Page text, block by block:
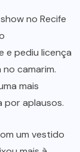
no Recife
e pediu licença
camarim.
mais
por aplausos.
um vestido